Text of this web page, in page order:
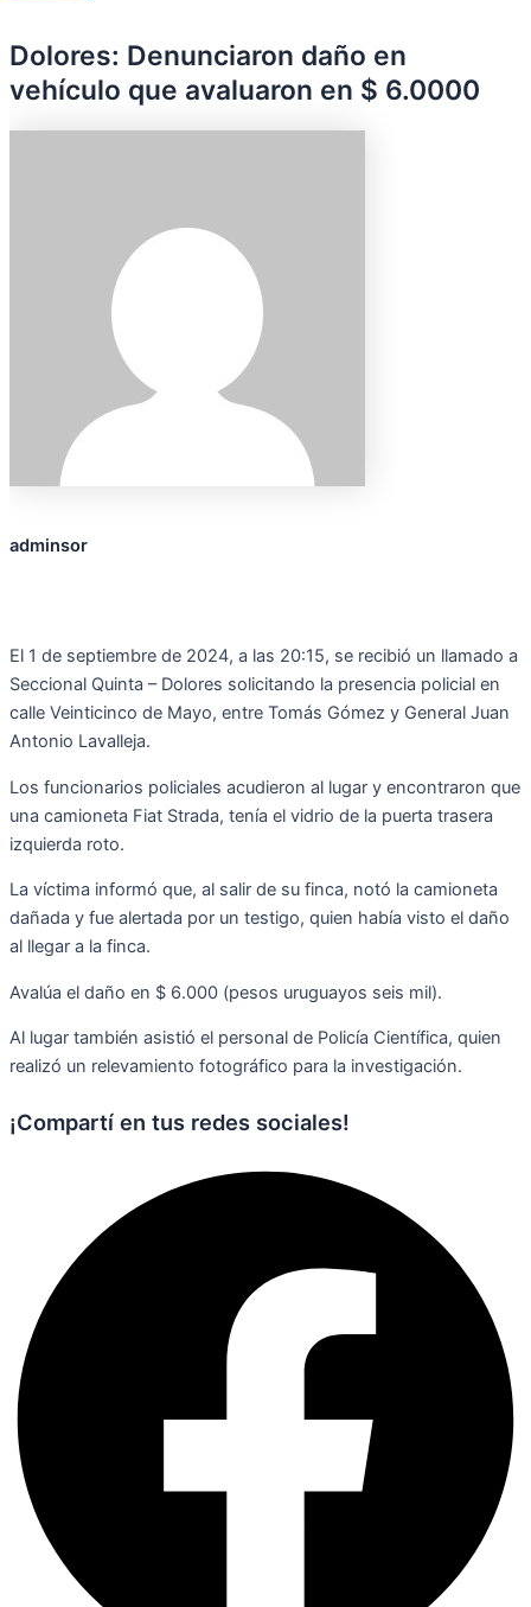
Dolores: Denunciaron daño en
vehículo que avaluaron en $ 6.0000
adminsor
El 1 de septiembre de 2024, a las 20:15, se recibió un llamado a
Seccional Quinta – Dolores solicitando la presencia policial en
calle Veinticinco de Mayo, entre Tomás Gómez y General Juan
Antonio Lavalleja.
Los funcionarios policiales acudieron al lugar y encontraron que
una camioneta Fiat Strada, tenía el vidrio de la puerta trasera
izquierda roto.
La víctima informó que, al salir de su finca, notó la camioneta
dañada y fue alertada por un testigo, quien había visto el daño
al llegar a la finca.
Avalúa el daño en $ 6.000 (pesos uruguayos seis mil).
Al lugar también asistió el personal de Policía Científica, quien
realizó un relevamiento fotográfico para la investigación.
¡Compartí en tus redes sociales!